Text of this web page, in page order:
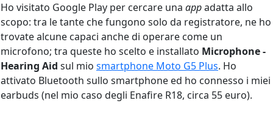
Ho visitato Google Play per cercare una appadatta allo
scopo: tra le tante che fungono solo da registratore, ne ho
trovate alcune capaci anche di operare come un
microfono; tra queste ho scelto e installato Microphone -
Hearing Aid sul mio smartphone Moto G5 Plus. Ho
attivato Bluetooth sullo smartphone ed ho connesso i miei
earbuds (nel mio caso degli Enafire R18, circa 55 euro).